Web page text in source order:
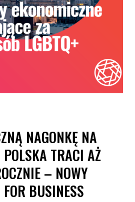
NAGONKĘ NA
TRACI AŻ
– NOWY
BUSINESS